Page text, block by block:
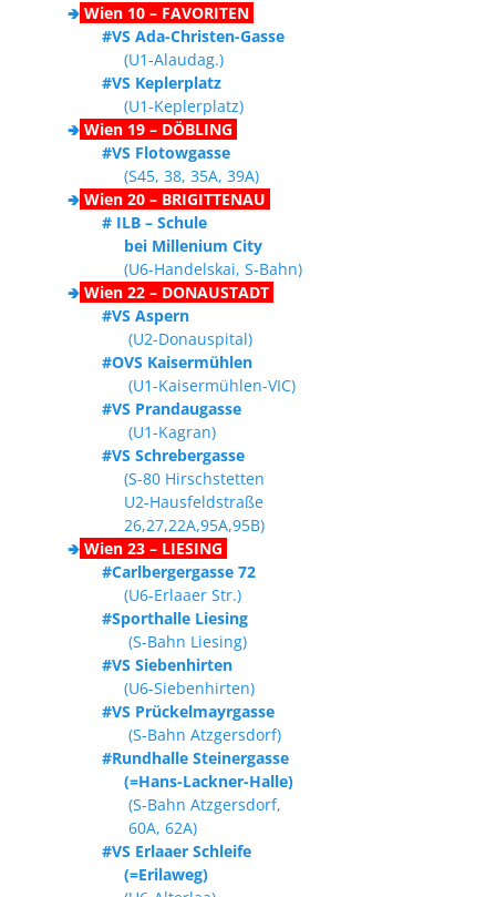
🢂 Wien 10 – FAVORITEN
#VS Ada-Christen-Gasse
(U1-Alaudag.)
#VS Keplerplatz
(U1-Keplerplatz)
🢂 Wien 19 – DÖBLING
#VS Flotowgasse
(S45, 38, 35A, 39A)
🢂 Wien 20 – BRIGITTENAU
# ILB – Schule
bei Millenium City
(U6-Handelskai, S-Bahn)
🢂 Wien 22 – DONAUSTADT
#VS Aspern
(U2-Donauspital)
#OVS Kaisermühlen
(U1-Kaisermühlen-VIC)
#VS Prandaugasse
(U1-Kagran)
#VS Schrebergasse
(S-80 Hirschstetten
U2-Hausfeldstraße
26,27,22A,95A,95B)
🢂 Wien 23 – LIESING
#Carlbergergasse 72
(U6-Erlaaer Str.)
#Sporthalle Liesing
(S-Bahn Liesing)
#VS Siebenhirten
(U6-Siebenhirten)
#VS Prückelmayrgasse
(S-Bahn Atzgersdorf)
#Rundhalle Steinergasse
(=Hans-Lackner-Halle)
(S-Bahn Atzgersdorf,
60A, 62A)
#VS Erlaaer Schleife
(=Erilaweg)